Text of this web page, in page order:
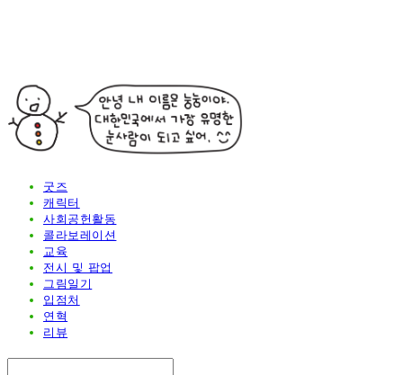
굿즈
캐릭터
사회공헌활동
콜라보레이션
교육
전시 및 팝업
그림일기
입점처
연혁
리뷰